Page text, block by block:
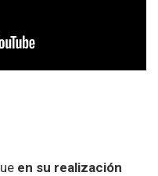
en su realización